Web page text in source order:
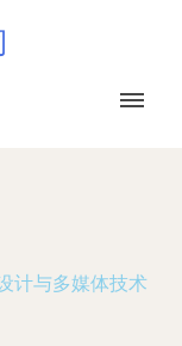
计与多媒体技术